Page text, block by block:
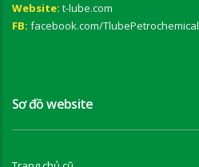
Website: t-lube.com
FB: facebook.com/TlubePetrochemical
Sơ đồ website